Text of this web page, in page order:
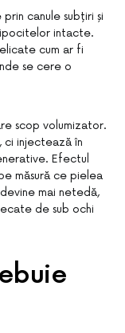
canule subțiri și
intacte.
cum ar fi
se cere o
scop volumizator.
ci injectează în
Efectul
măsură ce pielea
mai netedă,
de sub ochi